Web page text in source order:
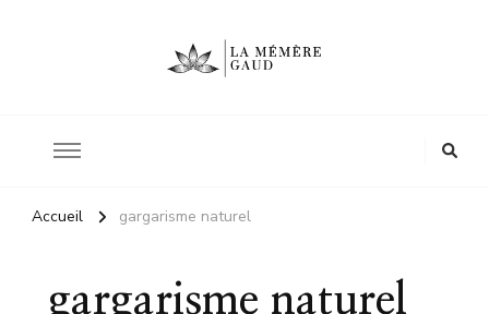
Accueil gargarisme naturel
gargarisme naturel